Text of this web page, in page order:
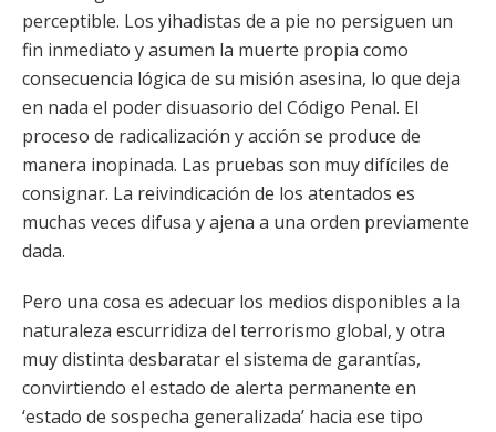
perceptible. Los yihadistas de a pie no persiguen un
fin inmediato y asumen la muerte propia como
consecuencia lógica de su misión asesina, lo que deja
en nada el poder disuasorio del Código Penal. El
proceso de radicalización y acción se produce de
manera inopinada. Las pruebas son muy difíciles de
consignar. La reivindicación de los atentados es
muchas veces difusa y ajena a una orden previamente
dada.
Pero una cosa es adecuar los medios disponibles a la
naturaleza escurridiza del terrorismo global, y otra
muy distinta desbaratar el sistema de garantías,
convirtiendo el estado de alerta permanente en
‘estado de sospecha generalizada’ hacia ese tipo